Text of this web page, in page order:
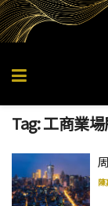
Tag:工商業
陳